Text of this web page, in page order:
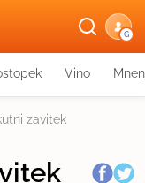
G
Vino
zavitek